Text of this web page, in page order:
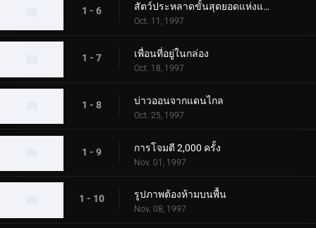
1 - 6 สัตว์ประหลาดขั้นสุดยอดแห่งแผ่นดิน
Oct. 11, 1997
1 - 7 เพื่อนที่อยู่ในกล่อง
Oct. 18, 1997
1 - 8 บ่าวออนจากแดนไกล
Oct. 25, 1997
1 - 9 การโจมตี 2,000 ครั้ง
Nov. 01, 1997
1 - 10 รูปภาพต้องห้ามบนพื้น
Nov. 08, 1997